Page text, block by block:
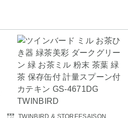
TWINBIRD & STOREESAISON